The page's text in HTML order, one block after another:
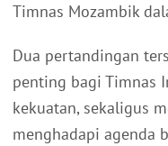
Timnas Mozambik
Dua pertandingan
penting bagi Timnas
kekuatan, sekaligus
menghadapi agenda